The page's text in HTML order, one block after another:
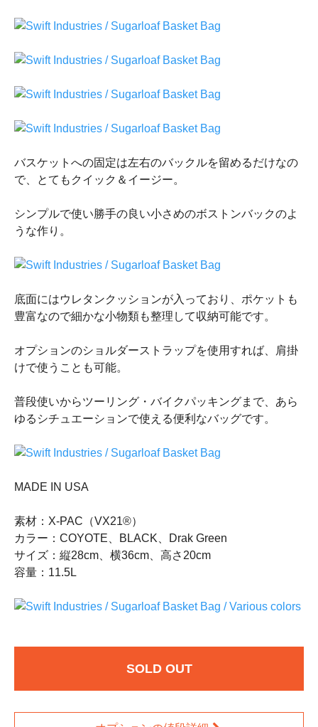
バスケットへの固定は左右のバックルを留めるだけなの
で、とてもクイック＆イージー。
シンプルで使い勝手の良い小さめのボストンバックのよ
うな作り。
底面にはウレタンクッションが入っており、ポケットも
豊富なので細かな小物類も整理して収納可能です。
オプションのショルダーストラップを使用すれば、肩掛
けで使うことも可能。
普段使いからツーリング・バイクパッキングまで、あら
ゆるシチュエーションで使える便利なバッグです。
MADE IN USA
素材：X-PAC（VX21®）
カラー：COYOTE、BLACK、Drak Green
サイズ：縦28cm、横36cm、高さ20cm
容量：11.5L
SOLD OUT